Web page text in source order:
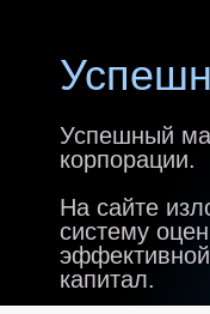
Успешный
корпорации.
На сайте
систему
капитал.